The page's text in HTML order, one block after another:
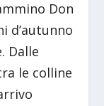
Don
d’autunno
Dalle
le colline